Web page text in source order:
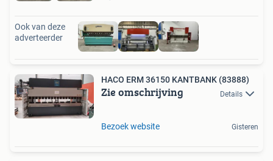
Ook van deze
adverteerder
HACO ERM 36150 KANTBANK (83888)
Zie omschrijving Details
Bezoek website Gisteren